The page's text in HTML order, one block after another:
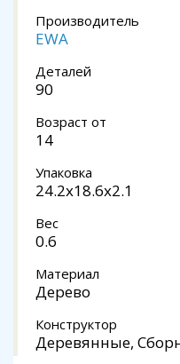
Производитель
EWA
Деталей
90
Возраст от
14
Упаковка
24.2х18.6x2.1
Вес
0.6
Материал
Дерево
Конструктор
Деревянные,